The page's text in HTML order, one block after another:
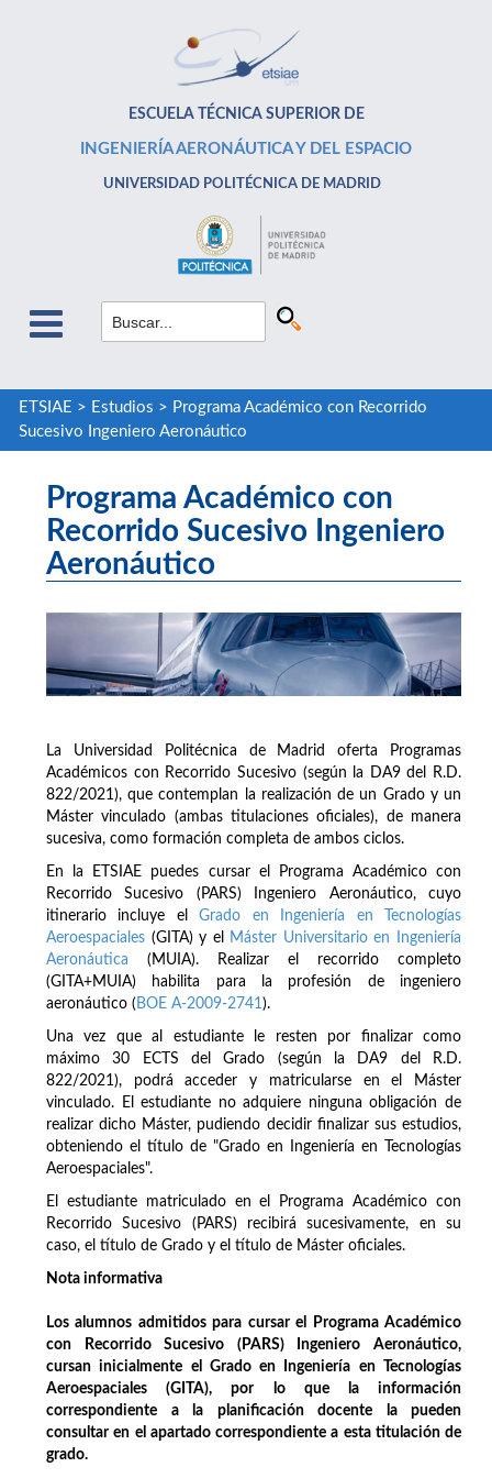
ESCUELA TÉCNICA SUPERIOR DE
INGENIERÍA AERONÁUTICA Y DEL ESPACIO
UNIVERSIDAD POLITÉCNICA DE MADRID
ETSIAE > Estudios > Programa Académico con Recorrido
Sucesivo Ingeniero Aeronáutico
Programa Académico con
Recorrido Sucesivo Ingeniero
Aeronáutico
La Universidad Politécnica de Madrid oferta Programas
Académicos con Recorrido Sucesivo (según la DA9 del R.D.
822/2021), que contemplan la realización de un Grado y un
Máster vinculado (ambas titulaciones oficiales), de manera
sucesiva, como formación completa de ambos ciclos.
En la ETSIAE puedes cursar el Programa Académico con
Recorrido Sucesivo (PARS) Ingeniero Aeronáutico, cuyo
itinerario incluye elGrado en Ingeniería en Tecnologías
Aeroespaciales (GITA) y el
Máster Universitario en Ingeniería
Aeronáutica (MUIA). Realizar el recorrido completo
(GITA+MUIA) habilita para la profesión de ingeniero
aeronáutico ( BOE A-2009-2741).
Una vez que al estudiante le resten por finalizar como
máximo 30 ECTS del Grado (según la DA9 del R.D.
822/2021), podrá acceder y matricularse en el Máster
vinculado. El estudiante no adquiere ninguna obligación de
realizar dicho Máster, pudiendo decidir finalizar sus estudios,
obteniendo el título de "Grado en Ingeniería en Tecnologías
Aeroespaciales".
El estudiante matriculado en el Programa Académico con
Recorrido Sucesivo (PARS) recibirá sucesivamente, en su
caso, el título de Grado y el título de Máster oficiales.
Nota informativa
Los alumnos admitidos para cursar el Programa Académico
con Recorrido Sucesivo (PARS) Ingeniero Aeronáutico,
cursan inicialmente el Grado en Ingeniería en Tecnologías
Aeroespaciales (GITA), por lo que la información
correspondiente a la planificación docente la pueden
consultar en el apartado correspondiente a esta titulación de
grado.